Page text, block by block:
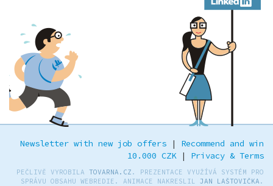
Newsletter with new job offers | Recommend and win
10.000 CZK| Privacy & Terms
PEČLIVĚ VYROBILA TOVARNA.CZ . PREZENTACE VYUŽÍVÁ SYSTÉM PRO
SPRÁVU OBSAHU WEBREDIE. ANIMACE NAKRESLIL JAN LAŠTOVIČKA .